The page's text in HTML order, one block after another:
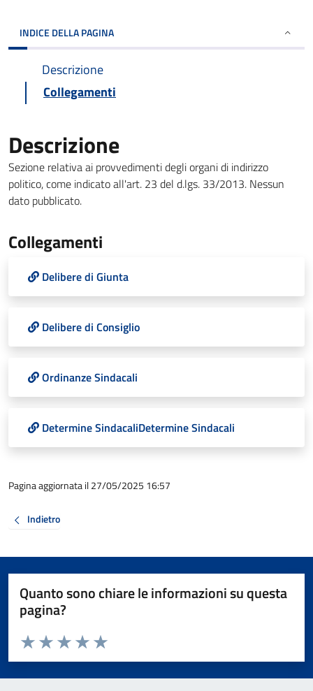
INDICE DELLA PAGINA
Descrizione
Collegamenti
Descrizione
Sezione relativa ai provvedimenti degli organi di indirizzo
politico, come indicato all'art. 23 del d.lgs. 33/2013. Nessun
dato pubblicato.
Collegamenti
Delibere di Giunta
Delibere di Consiglio
Ordinanze Sindacali
Determine SindacaliDetermine Sindacali
Pagina aggiornata il 27/05/2025 16:57
Indietro
Quanto sono chiare le informazioni su questa
pagina?
Valuta da 1 a 5 stelle la pagina
Valuta 5 stelle su 5
Valuta 4 stelle su 5
Valuta 3 stelle su 5
Valuta 2 stelle su 5
Valuta 1 stelle su 5